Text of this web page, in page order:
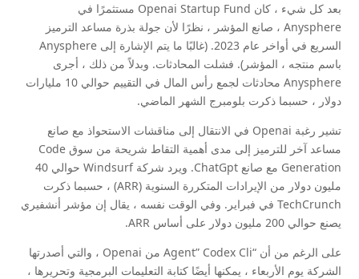
بعد كل شيء ، كان Openai Startup Fund مستثمرًا في
Anysphere ، صانع المؤشر ، نظرًا لأن جولة بذرة مساعد الترميز
السريع في أواخر عام 2023. (غالبًا ما يتم الإشارة إلى Anysphere
باسم منتجه ، المؤشر). فشلت المحادثات. وبدلاً من ذلك ، أجرى
Anysphere محادثات لجمع رأس المال في التقييم حوالي 10 مليارات
دولار ، حسبما ذكرت بلومبرج الشهر الماضي.
تشير رغبة Openai في الانتقال إلى مناقشات الاستحواذ مع صانع
مساعد آخر للترميز إلى مدى أهمية التقاط شريحة من سوق Code
Generation مع صانع ChatGpt. ويرد شركة Windsurf حوالي 40
مليون دولار من الإيرادات المتكررة السنوية (ARR) ، حسبما ذكرت
TechCrunch في فبراير. وفي الوقت نفسه ، يقال إن مؤشر أنشفيري
يصنع حوالي 200 مليون دولار على أساس ARR.
على الرغم من أن “Agent” Codex Cli من Openai ، والتي أصدرتها
الشركة يوم الأربعاء ، يمكنها أيضًا كتابة التعليمات البرمجية وتحريرها ،